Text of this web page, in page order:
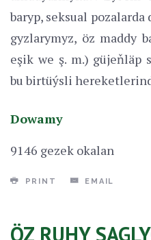
baryp, seksual
gyzlarymyz, öz maddy
eşik we ş. m.) güjeňläp
bu birtüýsli
Dowamy
9146 gezek okalan
PRINT EMAIL
ÖZ RUHY